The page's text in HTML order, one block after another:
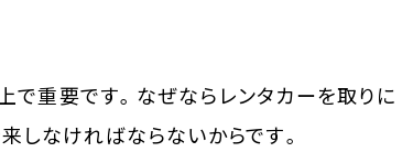
で重要です。なぜならレンタカーを取りに
しなければならないからです。